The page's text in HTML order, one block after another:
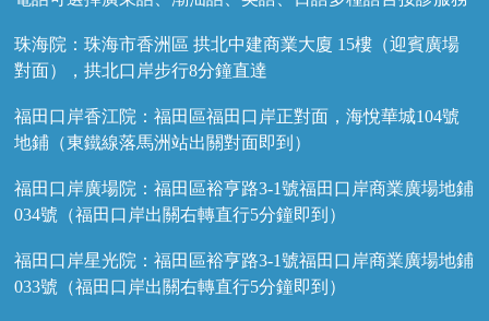
珠海院：珠海市香洲區 拱北中建商業大廈 15樓（迎賓廣場
對面），拱北口岸步行8分鐘直達
福田口岸香江院：福田區福田口岸正對面，海悅華城104號
地鋪（東鐵線落馬洲站出關對面即到）
福田口岸廣場院：福田區裕亨路3-1號福田口岸商業廣場地鋪
034號（福田口岸出關右轉直行5分鐘即到）
福田口岸星光院：福田區裕亨路3-1號福田口岸商業廣場地鋪
033號（福田口岸出關右轉直行5分鐘即到）